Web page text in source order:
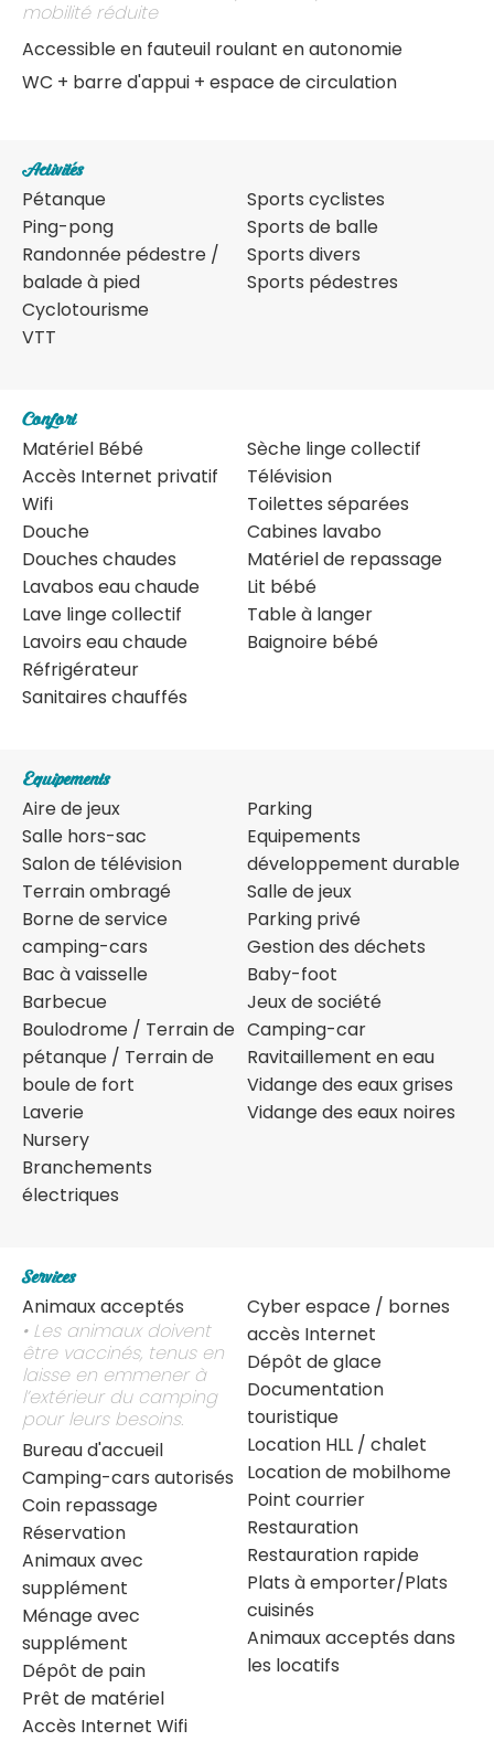
mobilité réduite
Accessible en fauteuil roulant en autonomie
WC + barre d'appui + espace de circulation
Activités
Pétanque
Ping-pong
Randonnée pédestre /
balade à pied
Cyclotourisme
VTT
Sports cyclistes
Sports de balle
Sports divers
Sports pédestres
Confort
Matériel Bébé
Accès Internet privatif
Wifi
Douche
Douches chaudes
Lavabos eau chaude
Lave linge collectif
Lavoirs eau chaude
Réfrigérateur
Sanitaires chauffés
Sèche linge collectif
Télévision
Toilettes séparées
Cabines lavabo
Matériel de repassage
Lit bébé
Table à langer
Baignoire bébé
Equipements
Aire de jeux
Salle hors-sac
Salon de télévision
Terrain ombragé
Borne de service
camping-cars
Bac à vaisselle
Barbecue
Boulodrome / Terrain de
pétanque / Terrain de
boule de fort
Laverie
Nursery
Branchements
électriques
Parking
Equipements
développement durable
Salle de jeux
Parking privé
Gestion des déchets
Baby-foot
Jeux de société
Camping-car
Ravitaillement en eau
Vidange des eaux grises
Vidange des eaux noires
Services
Animaux acceptés
• Les animaux doivent
être vaccinés, tenus en
laisse en emmener à
l’extérieur du camping
pour leurs besoins.
Bureau d'accueil
Camping-cars autorisés
Coin repassage
Réservation
Animaux avec
supplément
Ménage avec
supplément
Dépôt de pain
Prêt de matériel
Accès Internet Wifi
Cyber espace / bornes
accès Internet
Dépôt de glace
Documentation
touristique
Location HLL / chalet
Location de mobilhome
Point courrier
Restauration
Restauration rapide
Plats à emporter/Plats
cuisinés
Animaux acceptés dans
les locatifs